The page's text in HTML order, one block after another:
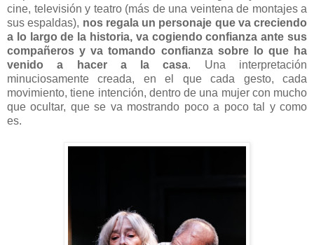
cine, televisión y teatro (más de una veintena de montajes a
sus espaldas), nos regala un personaje que va creciendo
a lo largo de la historia, va cogiendo confianza ante sus
compañeros y va tomando confianza sobre lo que ha
venido a hacer a la casa. Una interpretación
minuciosamente creada, en el que cada gesto, cada
movimiento, tiene intención, dentro de una mujer con mucho
que ocultar, que se va mostrando poco a poco tal y como
es.